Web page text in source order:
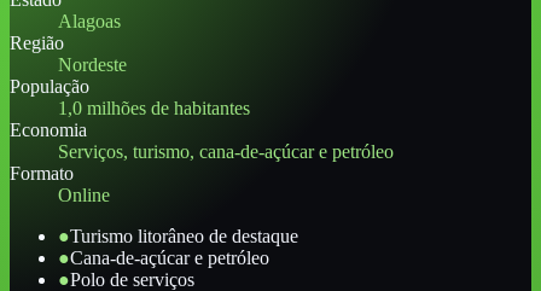
Alagoas
Região
Nordeste
População
1,0 milhões de habitantes
Economia
Serviços, turismo, cana-de-açúcar e petróleo
Formato
Online
●Turismo litorâneo de destaque
●Cana-de-açúcar e petróleo
●Polo de serviços